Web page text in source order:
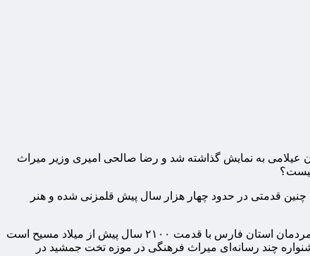
به نمایش گذاشته شد و رضا صالحی امیری وزیر میراث
چنین قدمتی در حدود چهار هزار سال پیش قلمزنی شده و هنر
استان فارس با قدمت
سال پیش از میلاد مسیح است
همزمان با جشنواره چند رسانه‌ای میراث فرهنگی در موزه تخت جمشید در